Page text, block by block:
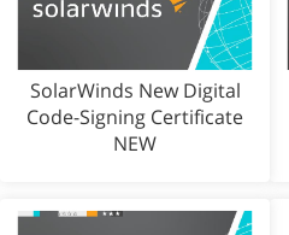
SolarWinds New Digital
Code-Signing Certificate
NEW